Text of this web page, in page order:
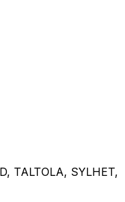
TALTOLA, SYLHET,